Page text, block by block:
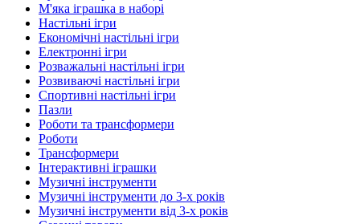
М'яка іграшка в наборі
Настільні ігри
Економічні настільні ігри
Електронні ігри
Розважальні настільні ігри
Розвиваючі настільні ігри
Спортивні настільні ігри
Пазли
Роботи та трансформери
Роботи
Трансформери
Інтерактивні іграшки
Музичні інструменти
Музичні інструменти до 3-х років
Музичні інструменти від 3-х років